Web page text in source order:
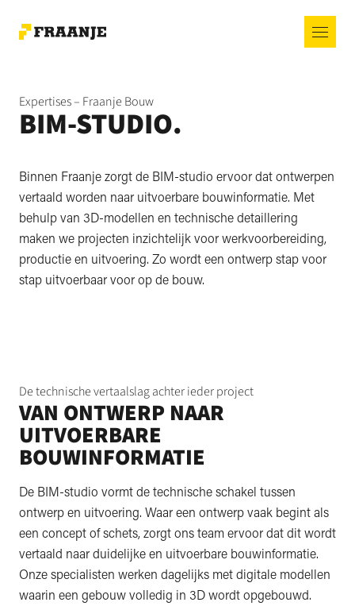
Expertises – Fraanje Bouw
BIM-STUDIO.
Binnen Fraanje zorgt de BIM-studio ervoor dat ontwerpen
vertaald worden naar uitvoerbare bouwinformatie. Met
behulp van 3D-modellen en technische detaillering
maken we projecten inzichtelijk voor werkvoorbereiding,
productie en uitvoering. Zo wordt een ontwerp stap voor
stap uitvoerbaar voor op de bouw.
De technische vertaalslag achter ieder project
VAN ONTWERP NAAR
UITVOERBARE
BOUWINFORMATIE
De BIM-studio vormt de technische schakel tussen
ontwerp en uitvoering. Waar een ontwerp vaak begint als
een concept of schets, zorgt ons team ervoor dat dit wordt
vertaald naar duidelijke en uitvoerbare bouwinformatie.
Onze specialisten werken dagelijks met digitale modellen
waarin een gebouw volledig in 3D wordt opgebouwd.